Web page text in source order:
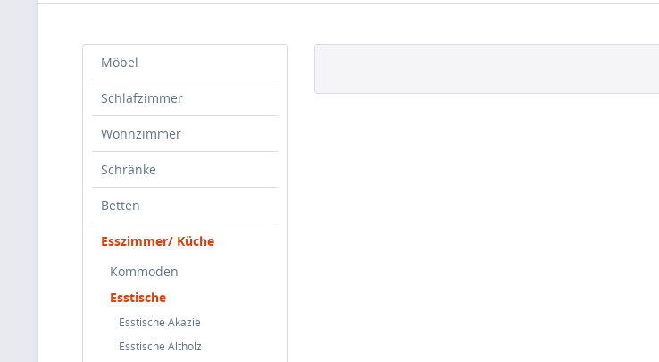
Möbel
Schlafzimmer
Wohnzimmer
Schränke
Betten
Esszimmer/ Küche
Kommoden
Esstische
Esstische Akazie
Esstische Altholz